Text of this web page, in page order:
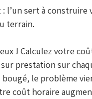
l’un sert à construire
terrain.
! Calculez votre
prestation sur
bougé, le problème
coût horaire